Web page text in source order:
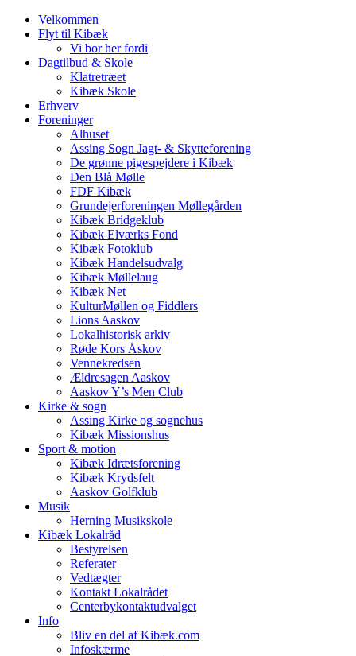
Velkommen
Flyt til Kibæk
Vi bor her fordi
Dagtilbud & Skole
Klatretræet
Kibæk Skole
Erhverv
Foreninger
Alhuset
Assing Sogn Jagt- & Skytteforening
De grønne pigespejdere i Kibæk
Den Blå Mølle
FDF Kibæk
Grundejerforeningen Møllegården
Kibæk Bridgeklub
Kibæk Elværks Fond
Kibæk Fotoklub
Kibæk Handelsudvalg
Kibæk Møllelaug
Kibæk Net
KulturMøllen og Fiddlers
Lions Aaskov
Lokalhistorisk arkiv
Røde Kors Åskov
Vennekredsen
Ældresagen Aaskov
Aaskov Y’s Men Club
Kirke & sogn
Assing Kirke og sognehus
Kibæk Missionshus
Sport & motion
Kibæk Idrætsforening
Kibæk Krydsfelt
Aaskov Golfklub
Musik
Herning Musikskole
Kibæk Lokalråd
Bestyrelsen
Referater
Vedtægter
Kontakt Lokalrådet
Centerbykontaktudvalget
Info
Bliv en del af Kibæk.com
Infoskærme